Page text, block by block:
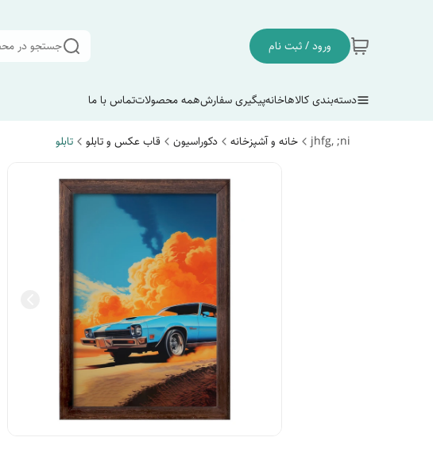
ورود / ثبت نام جستجو در
دسته‌بندی کالاهاخانهپیگیری سفارشهمه محصولاتتماس با ما
jhfg, ;ni خانه و آشپزخانه دکوراسیون قاب عکس و تابلو تابلو